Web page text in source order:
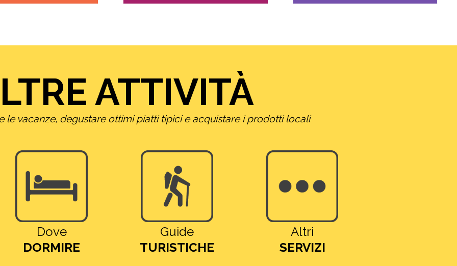
ATTIVITÀ
le vacanze, degustare ottimi piatti tipici e acquistare i prodotti locali
Dove
DORMIRE
Guide
TURISTICHE
Altri
SERVIZI